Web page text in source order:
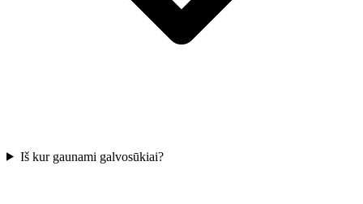
Iš kur gaunami galvosūkiai?